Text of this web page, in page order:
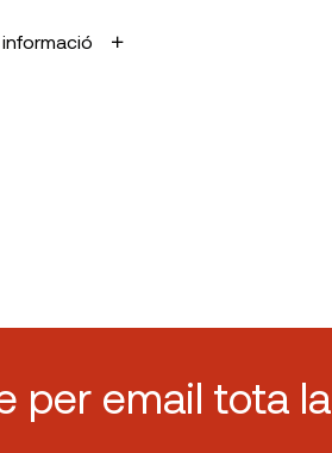
per email tota la